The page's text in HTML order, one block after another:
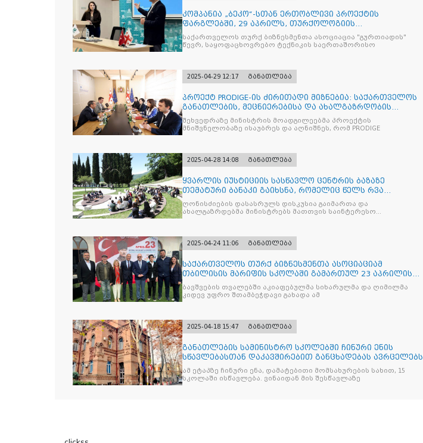
კომპანია „ბეკო“-სთან ერთობლივი პროექტის
ფარგლებში, 29 აპრილს, თურქოლოგიის
მიმართულებისა და თბილისის
საქართველოს თურქ ბიზნესმენთა ასოციაცია "გურთიადის"
წევრ, საყოფაცხოვრებო ტექნიკის საერთაშორისო
2025-04-29 12:17 განათლება
პროექტ PRODIGE-ის ძირითადი მიზნებია: საქართველოს
განათლების, მეცნიერებისა და ახალგაზრდობის
სამინისტრ
შეხვედრაზე მინისტრის მოადგილეებმა პროექტის
მნიშვნელობაზე ისაუბრეს და აღნიშნეს, რომ PRODIGE
2025-04-28 14:08 განათლება
ყვარლის იუსტიციის სასწავლო ცენტრის ბაზაზე
თემატური ბანაკი გაიხსნა, რომელიც წელს რვა
ნაკადად ჩატარდებ
ღონისძიების დასასრულს დისკუსია გაიმართა და
ახალგაზრდებმა მინისტრებს მათთვის საინტერესო
2025-04-24 11:06 განათლება
საქართველოს თურქ ბიზნესმენთა ასოციაციამ
თბილისის მარიფის სკოლაში გამართულ 23 აპრილის
ეროვნული სუვერე
ბავშვების თვალებში აკიაფებულმა სიხარულმა და ღიმილმა
კიდევ უფრო შთამბეჭდავი გახადა ამ
2025-04-18 15:47 განათლება
განათლების სამინისტრო სკოლებში ჩინური ენის
სწავლებასთან დაკავშირებით განცხადებას ავრცელებს
ამ ეტაპზე ჩინური ენა, დამატებითი მომსახურების სახით, 15
სკოლაში ისწავლება. ვინაიდან მის შესწავლაზე